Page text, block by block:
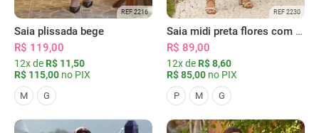
REF 2216
Saia plissada bege
R$ 119,00
12x de R$ 11,50
R$ 115,00 no PIX
M G
REF 2230
Saia midi preta flores com bolsos
R$ 89,00
12x de R$ 8,60
R$ 85,00 no PIX
P M G